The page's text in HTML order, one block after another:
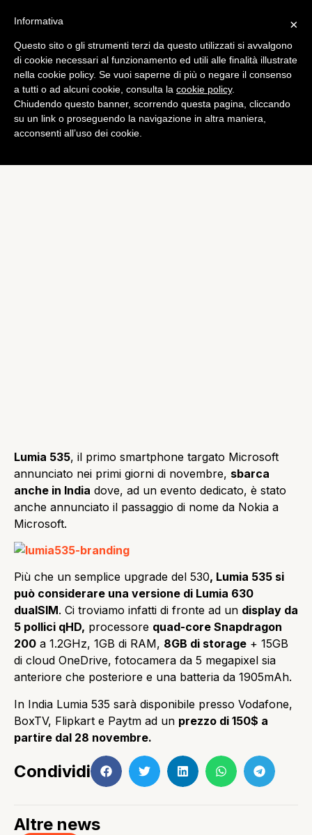
Mobile
Lumia 535, in India dal 28
novembre
di Redazione
Lumia 535, il primo smartphone targato Microsoft
annunciato nei primi giorni di novembre, sbarca
anche in India dove, ad un evento dedicato, è stato
anche annunciato il passaggio di nome da Nokia a
Microsoft.
Più che un semplice upgrade del 530, Lumia 535 si
può considerare una versione di Lumia 630
dualSIM. Ci troviamo infatti di fronte ad un display da
5 pollici qHD, processore quad-core Snapdragon
200 a 1.2GHz, 1GB di RAM, 8GB di storage + 15GB
di cloud OneDrive, fotocamera da 5 megapixel sia
anteriore che posteriore e una batteria da 1905mAh.
In India Lumia 535 sarà disponibile presso Vodafone,
BoxTV, Flipkart e Paytm ad un prezzo di 150$ a
partire dal 28 novembre.
Condividi
Altre news
×
Informativa
Questo sito o gli strumenti terzi da questo utilizzati si avvalgono
di cookie necessari al funzionamento ed utili alle finalità illustrate
nella cookie policy. Se vuoi saperne di più o negare il consenso
a tutti o ad alcuni cookie, consulta la cookie policy.
Chiudendo questo banner, scorrendo questa pagina, cliccando
su un link o proseguendo la navigazione in altra maniera,
acconsenti all’uso dei cookie.